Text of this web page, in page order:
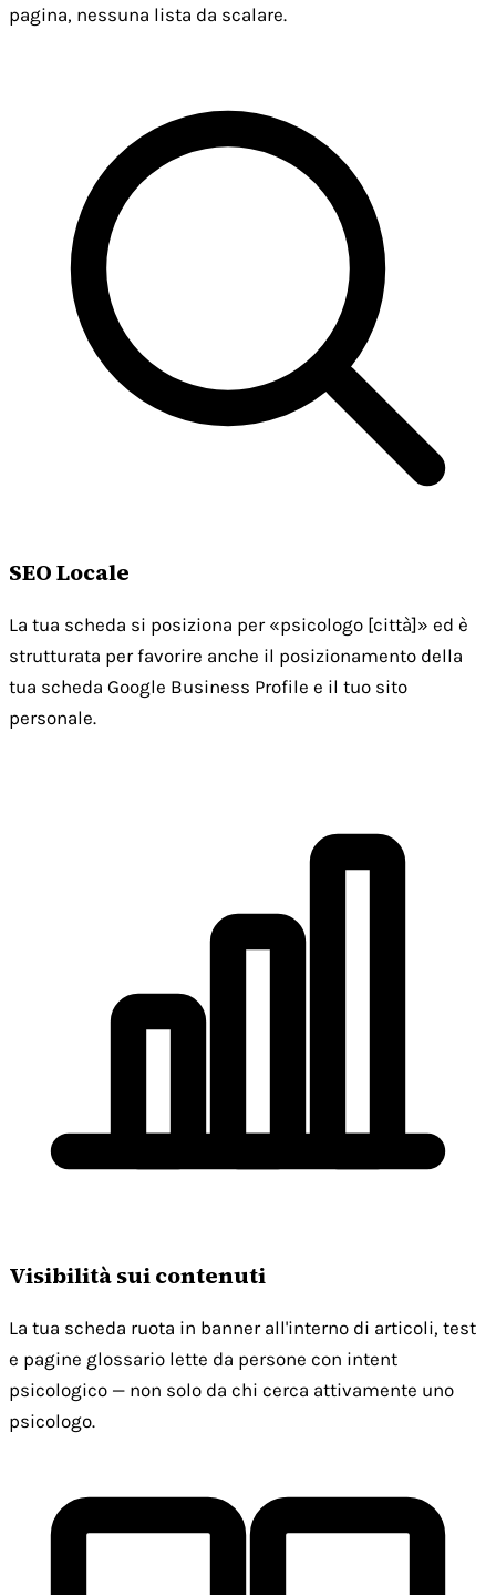
pagina, nessuna lista da scalare.
SEO Locale
La tua scheda si posiziona per «psicologo [città]» ed è
strutturata per favorire anche il posizionamento della
tua scheda Google Business Profile e il tuo sito
personale.
Visibilità sui contenuti
La tua scheda ruota in banner all'interno di articoli, test
e pagine glossario lette da persone con intent
psicologico — non solo da chi cerca attivamente uno
psicologo.